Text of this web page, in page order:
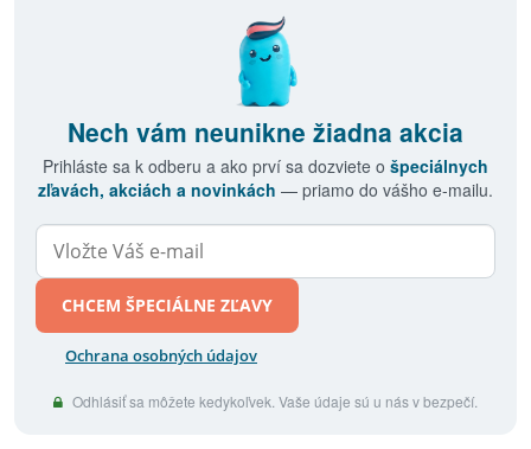
Nech vám neunikne žiadna akcia
Prihláste sa k odberu a ako prví sa dozviete o špeciálnych
zľavách, akciách a novinkách — priamo do vášho e-mailu.
CHCEM ŠPECIÁLNE ZĽAVY
Ochrana osobných údajov
Odhlásiť sa môžete kedykoľvek. Vaše údaje sú u nás v bezpečí.